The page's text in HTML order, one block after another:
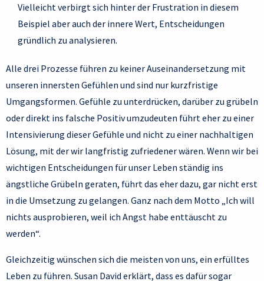
Vielleicht verbirgt sich hinter der Frustration in diesem
Beispiel aber auch der innere Wert, Entscheidungen
gründlich zu analysieren.
Alle drei Prozesse führen zu keiner Auseinandersetzung mit
unseren innersten Gefühlen und sind nur kurzfristige
Umgangsformen. Gefühle zu unterdrücken, darüber zu grübeln
oder direkt ins falsche Positiv umzudeuten führt eher zu einer
Intensivierung dieser Gefühle und nicht zu einer nachhaltigen
Lösung, mit der wir langfristig zufriedener wären. Wenn wir bei
wichtigen Entscheidungen für unser Leben ständig ins
ängstliche Grübeln geraten, führt das eher dazu, gar nicht erst
in die Umsetzung zu gelangen. Ganz nach dem Motto „Ich will
nichts ausprobieren, weil ich Angst habe enttäuscht zu
werden“.
Gleichzeitig wünschen sich die meisten von uns, ein erfülltes
Leben zu führen. Susan David erklärt, dass es dafür sogar